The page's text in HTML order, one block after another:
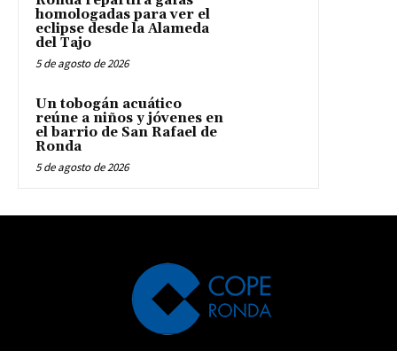
homologadas para ver el
eclipse desde la Alameda
del Tajo
5 de agosto de 2026
Un tobogán acuático
reúne a niños y jóvenes en
el barrio de San Rafael de
Ronda
5 de agosto de 2026